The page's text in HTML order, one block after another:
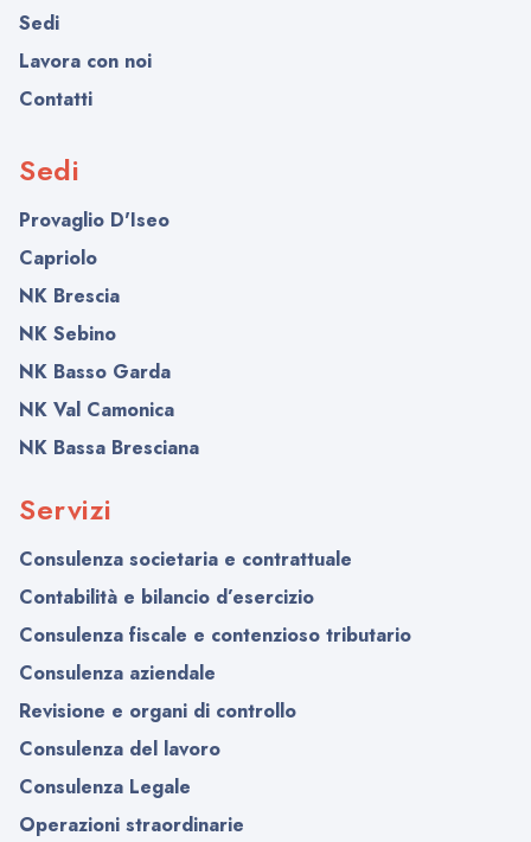
Sedi
Lavora con noi
Contatti
Sedi
Provaglio D'Iseo
Capriolo
NK Brescia
NK Sebino
NK Basso Garda
NK Val Camonica
NK Bassa Bresciana
Servizi
Consulenza societaria e contrattuale
Contabilità e bilancio d’esercizio
Consulenza fiscale e contenzioso tributario
Consulenza aziendale
Revisione e organi di controllo
Consulenza del lavoro
Consulenza Legale
Operazioni straordinarie